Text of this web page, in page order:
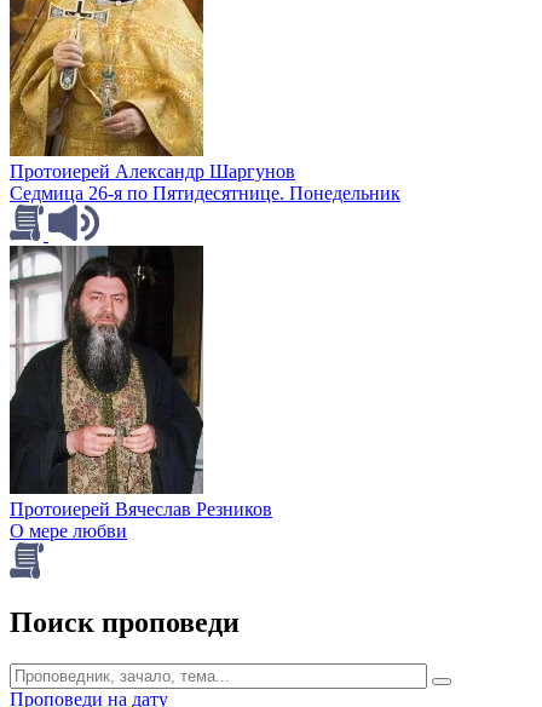
Протоиерей Александр Шаргунов
Седмица 26-я по Пятидесятнице. Понедельник
Протоиерей Вячеслав Резников
О мере любви
Поиск проповеди
Проповеди на дату